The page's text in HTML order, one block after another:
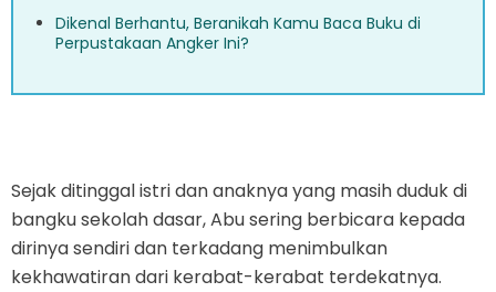
Dikenal Berhantu, Beranikah Kamu Baca Buku di
Perpustakaan Angker Ini?
Sejak ditinggal istri dan anaknya yang masih duduk di
bangku sekolah dasar, Abu sering berbicara kepada
dirinya sendiri dan terkadang menimbulkan
kekhawatiran dari kerabat-kerabat terdekatnya.